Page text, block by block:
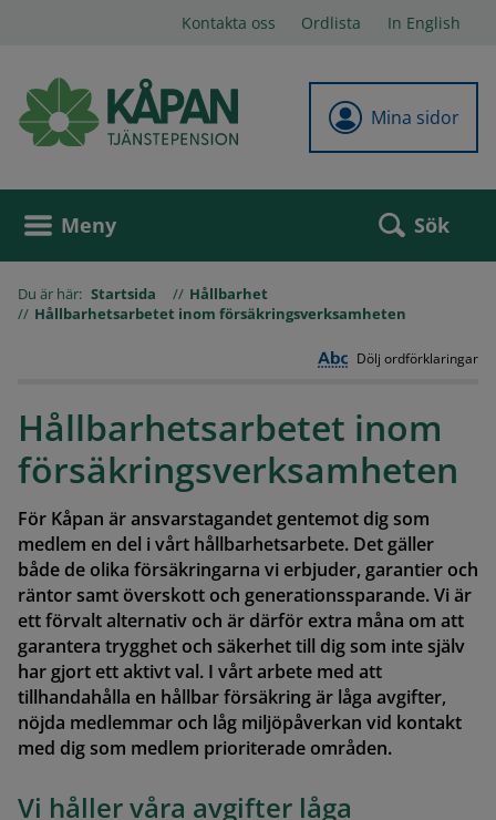
Kontakta oss Ordlista In English
Mina sidor
Meny Sök
Du är här: Startsida
Hållbarhet
Hållbarhetsarbetet inom försäkringsverksamheten
Dölj ordförklaringar
Hållbarhetsarbetet inom
försäkringsverksamheten
För Kåpan är ansvarstagandet gentemot dig som
medlem en del i vårt hållbarhetsarbete. Det gäller
både de olika försäkringarna vi erbjuder, garantier och
räntor samt överskott och generationssparande. Vi är
ett förvalt alternativ och är därför extra måna om att
garantera trygghet och säkerhet till dig som inte själv
har gjort ett aktivt val. I vårt arbete med att
tillhandahålla en hållbar försäkring är låga avgifter,
nöjda medlemmar och låg miljöpåverkan vid kontakt
med dig som medlem prioriterade områden.
Vi håller våra avgifter låga